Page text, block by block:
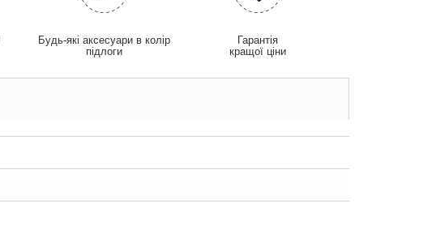
Будь-які аксесуари в колір
підлоги
Гарантія
кращої ціни